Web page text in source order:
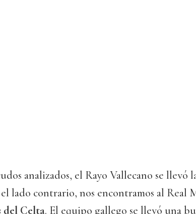
analizados, el Rayo Vallecano se llevó
lado contrario, nos encontramos al Real
del Celta. El equipo gallego se llevó una